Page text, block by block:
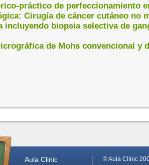
práctico de perfeccionamiento
Cirugía de cáncer cutáneo no
incluyendo biopsia selectiva de
de Mohs convencional y
Aula Clinic
© Aula Clínic